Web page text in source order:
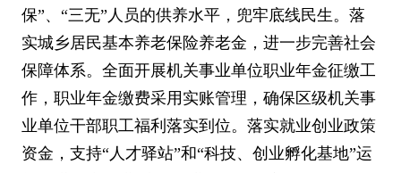
保”、 “三无” 人员的供养水平，兜牢底线民生。落
实城乡居民基本养老保险养老金，进一步完善社会
保障体系。全面开展机关事业单位职业年金征缴工
作，职业年金缴费采用实账管理，确保区级机关事
业单位干部职工福利落实到位。落实就业创业政策
资金，支持“人才驿站”和“科技、创业孵化基地”运